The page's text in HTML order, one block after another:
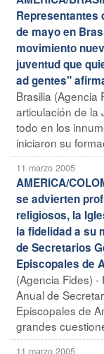
Representantes
de mayo en
movimiento
juventud que
ad gentes"
Brasilia (Agencia
articulación de la
todo en los
iniciaron su
11 marzo 2005
AMERICA/
se advierten
religiosos, la
la fidelidad a su
de Secretarios
Episcopales de
(Agencia Fides)
Anual de
Episcopales de
grandes
11 marzo 2005